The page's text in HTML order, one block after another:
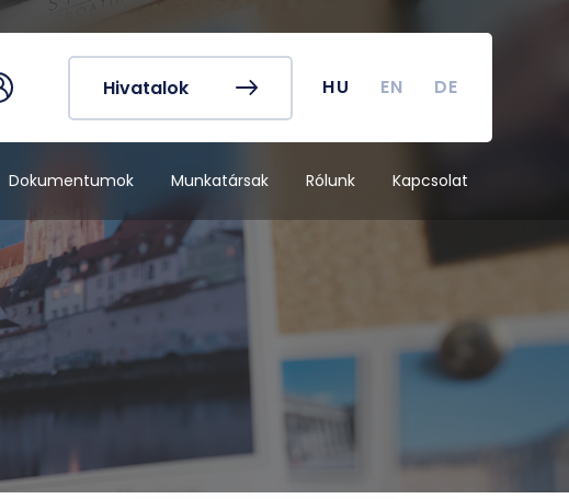
Hivatalok HU EN DE
Dokumentumok Munkatársak Rólunk Kapcsolat
egységek
Telefonkönyv
Órarendek
Tanulmányi naptár